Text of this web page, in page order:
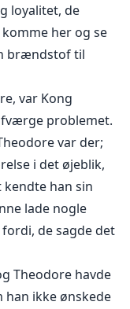
loyalitet, de
her og se
brændstof til
var Kong
problemet.
var der;
i det øjeblik,
han sin
lade nogle
de sagde det
Theodore havde
han ikke ønskede